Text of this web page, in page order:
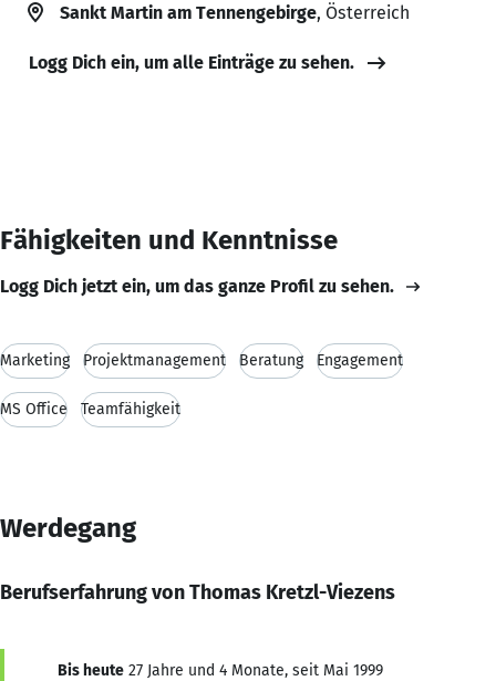
Sankt Martin am Tennengebirge, Österreich
Logg Dich ein, um alle Einträge zu sehen.
Fähigkeiten und Kenntnisse
Logg Dich jetzt ein, um das ganze Profil zu sehen.
Marketing Projektmanagement Beratung Engagement
MS Office Teamfähigkeit
Werdegang
Berufserfahrung von Thomas Kretzl-Viezens
Bis heute 27 Jahre und 4 Monate, seit Mai 1999